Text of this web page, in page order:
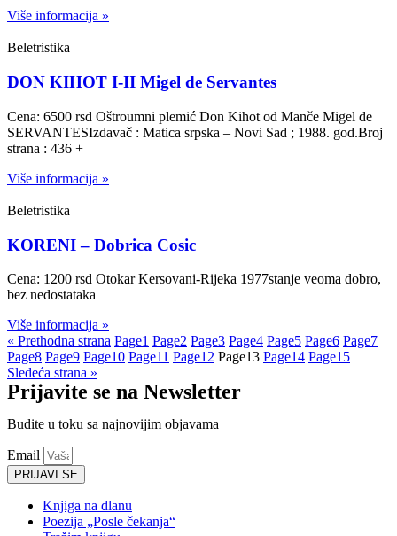
Više informacija »
Beletristika
DON KIHOT I-II Migel de Servantes
Cena: 6500 rsd Oštroumni plemić Don Kihot od Manče Migel de
SERVANTESIzdavač : Matica srpska – Novi Sad ; 1988. god.Broj
strana : 436 +
Više informacija »
Beletristika
KORENI – Dobrica Cosic
Cena: 1200 rsd Otokar Kersovani-Rijeka 1977stanje veoma dobro,
bez nedostataka
Više informacija »
« Prethodna strana Page1 Page2 Page3 Page4 Page5 Page6 Page7
Page8 Page9 Page10 Page11 Page12 Page13 Page14 Page15
Sledeća strana »
Prijavite se na Newsletter
Budite u toku sa najnovijim objavama
Email
PRIJAVI SE
Knjiga na dlanu
Poezija „Posle čekanja“